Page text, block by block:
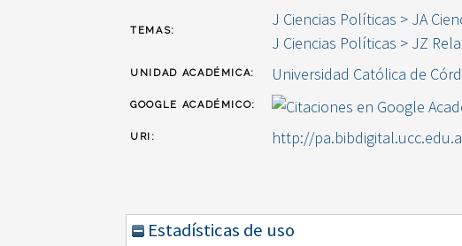
TEMAS:
J Ciencias Políticas > JA
J Ciencias Políticas > JZ
UNIDAD ACADÉMICA: Universidad Católica de
GOOGLE ACADÉMICO:
URI: http://
Estadísticas de uso